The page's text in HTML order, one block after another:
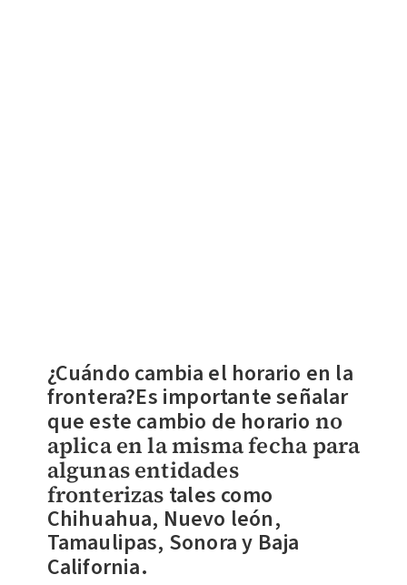
¿Cuándo cambia el horario en la
frontera?Es importante señalar
que este cambio de horario no
aplica en la misma fecha para
algunas entidades
fronterizas tales como
Chihuahua, Nuevo león,
Tamaulipas, Sonora y Baja
California.